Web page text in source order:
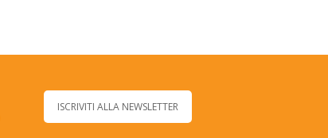
ISCRIVITI ALLA NEWSLETTER